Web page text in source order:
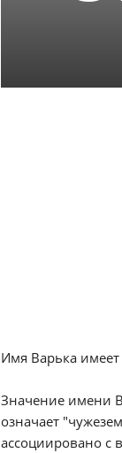
Имя Варька
Значение имени
означает
ассоциировано с